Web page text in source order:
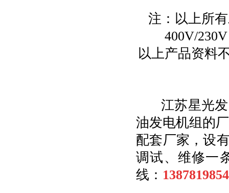
注：以上所
400V/
以上产品资料
江苏星光发
油发电机组的
配套厂家，设
调试、维修一
线：